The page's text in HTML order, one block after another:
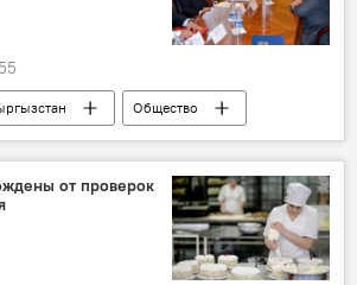
Общество
Андрей Крутько
Мэрия города Бишкек
от проверок